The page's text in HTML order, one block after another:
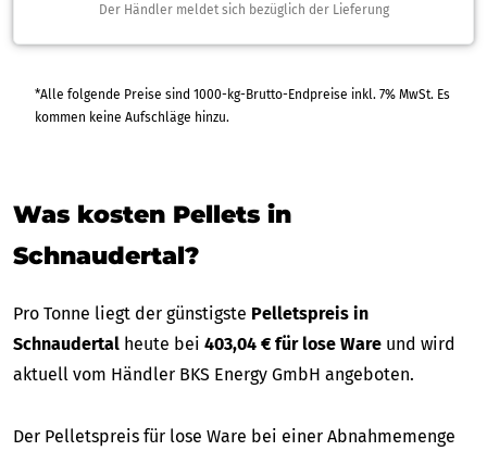
Der Händler meldet sich bezüglich der Lieferung
*Alle folgende Preise sind 1000-kg-Brutto-Endpreise inkl. 7% MwSt. Es
kommen keine Aufschläge hinzu.
Was kosten Pellets in
Schnaudertal?
Pro Tonne liegt der günstigste Pelletspreis in
Schnaudertal heute bei 403,04 € für lose Ware und wird
aktuell vom Händler BKS Energy GmbH angeboten.
Der Pelletspreis für lose Ware bei einer Abnahmemenge